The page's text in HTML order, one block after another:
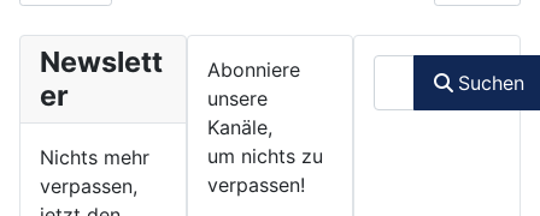
Newslett
er
Nichts mehr
verpassen,
Abonniere
unsere
Kanäle,
um nichts zu
verpassen!
Suchen
Suchen